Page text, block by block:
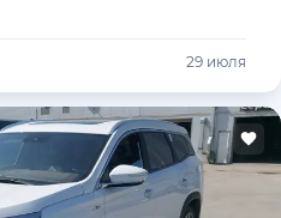
29 июля